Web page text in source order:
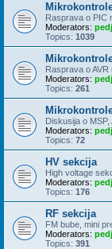
Rasprava o PIC
Moderators:
Topics: 1039
Rasprava o AVR
Moderators:
Topics: 261
Diskusija o
Moderators:
Topics: 72
HV sekcija
High voltage
Moderators:
Topics: 176
RF sekcija
FM bube, mini
Moderators:
Topics: 391